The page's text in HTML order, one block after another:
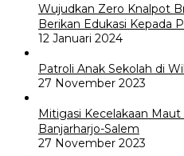
Wujudkan Zero Knalpot
Berikan Edukasi Kepada
12 Januari 2024
Patroli Anak Sekolah di
27 November 2023
Mitigasi Kecelakaan Maut
Banjarharjo-Salem
27 November 2023